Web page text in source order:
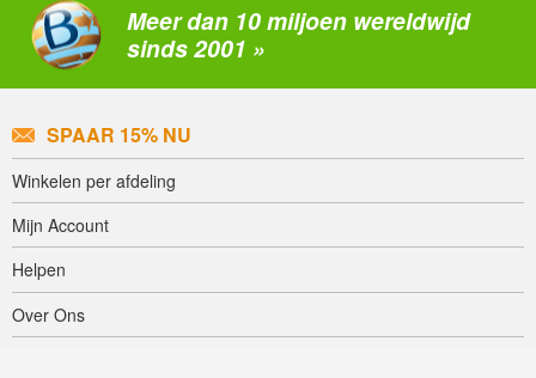
Meer dan 10 miljoen wereldwijd
sinds 2001 »
SPAAR 15% NU
Winkelen per afdeling
Mijn Account
Helpen
Over Ons